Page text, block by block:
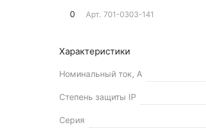
0 Арт. 701-0303-141
Характеристики
Номинальный ток, А
Степень защиты IP
Серия